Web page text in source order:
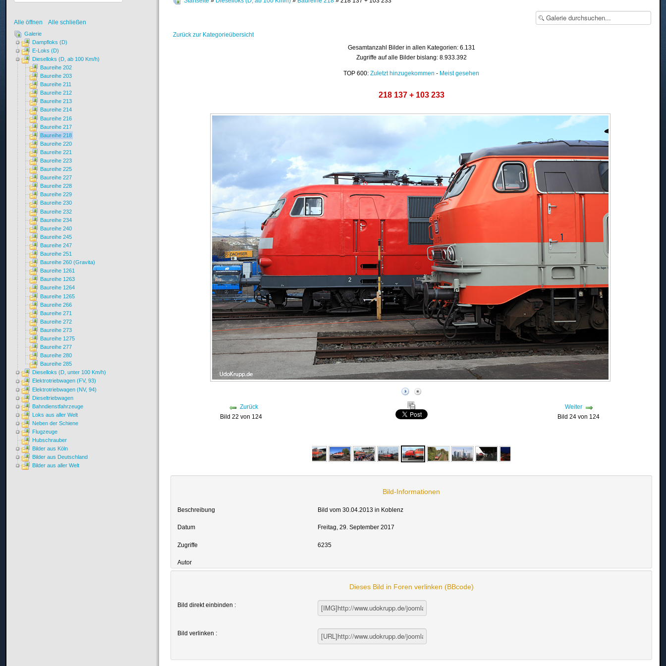
Zurück zur Kategorieübersicht
Gesamtanzahl Bilder in allen Kategorien: 6.131
Zugriffe auf alle Bilder bislang: 8.933.392
TOP 600:Zuletzt hinzugekommen - Meist gesehen
218 137 + 103 233
Zurück
Bild 22 von 124
Weiter
Bild 24 von 124
Bild-Informationen
Beschreibung Bild vom 30.04.2013 in Koblenz
Datum Freitag, 29. September 2017
Zugriffe 6235
Autor
Dieses Bild in Foren verlinken (BBcode)
Bild direkt einbinden :
Bild verlinken :
Alle öffnen Alle schließen
Galerie
Dampfloks (D)
E-Loks (D)
Dieselloks (D, ab 100 Km/h)
Baureihe 202
Baureihe 203
Baureihe 211
Baureihe 212
Baureihe 213
Baureihe 214
Baureihe 216
Baureihe 217
Baureihe 218
Baureihe 220
Baureihe 221
Baureihe 223
Baureihe 225
Baureihe 227
Baureihe 228
Baureihe 229
Baureihe 230
Baureihe 232
Baureihe 234
Baureihe 240
Baureihe 245
Baureihe 247
Baureihe 251
Baureihe 260 (Gravita)
Baureihe 1261
Baureihe 1263
Baureihe 1264
Baureihe 1265
Baureihe 266
Baureihe 271
Baureihe 272
Baureihe 273
Baureihe 1275
Baureihe 277
Baureihe 280
Baureihe 285
Dieselloks (D, unter 100 Km/h)
Elektrotriebwagen (FV, 93)
Elektrotriebwagen (NV, 94)
Dieseltriebwagen
Bahndienstfahrzeuge
Loks aus aller Welt
Neben der Schiene
Flugzeuge
Hubschrauber
Bilder aus Köln
Bilder aus Deutschland
Bilder aus aller Welt